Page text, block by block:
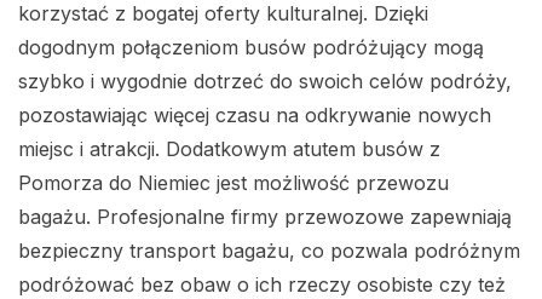
korzystać z bogatej oferty kulturalnej. Dzięki
dogodnym połączeniom busów podróżujący mogą
szybko i wygodnie dotrzeć do swoich celów podróży,
pozostawiając więcej czasu na odkrywanie nowych
miejsc i atrakcji. Dodatkowym atutem busów z
Pomorza do Niemiec jest możliwość przewozu
bagażu. Profesjonalne firmy przewozowe zapewniają
bezpieczny transport bagażu, co pozwala podróżnym
podróżować bez obaw o ich rzeczy osobiste czy też